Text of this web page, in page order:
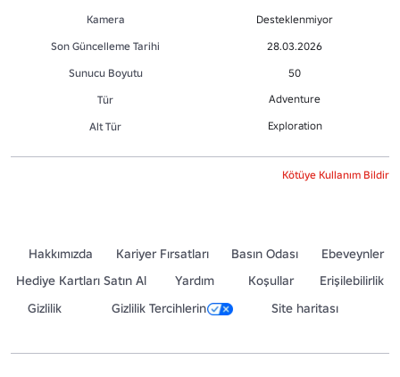
Kamera
Desteklenmiyor
Son Güncelleme Tarihi
28.03.2026
Sunucu Boyutu
50
Tür
Adventure
Alt Tür Exploration
Kötüye Kullanım Bildir
Hakkımızda Kariyer Fırsatları Basın Odası
Ebeveynler
Hediye Kartları Satın Al
Yardım Koşullar
Erişilebilirlik
Gizlilik
Gizlilik Tercihlerin Site haritası